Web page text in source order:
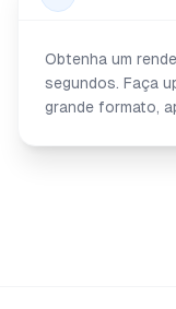
Obtenha um
segundos. Faça
grande formato,